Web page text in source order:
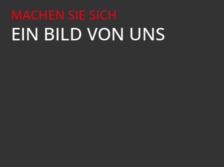
MACHEN SIE SICH
EIN BILD VON UNS